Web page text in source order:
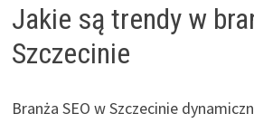
Jakie są trendy w
Szczecinie
Branża SEO w Szczecinie